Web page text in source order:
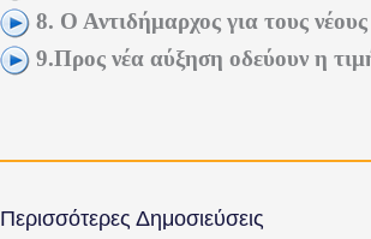
8. Ο Αντιδήμαρχος για τους
9.Προς νέα αύξηση οδεύουν η
Περισσότερες Δημοσιεύσεις